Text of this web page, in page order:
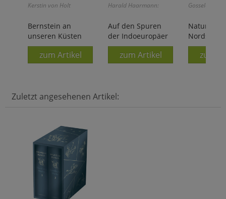
Kerstin von Holt
Bernstein an
unseren Küsten
zum Artikel
Harald Haarmann:
Auf den Spuren
der Indoeuropäer
zum Artikel
Gosselck/
Nordsee
zum
Zuletzt angesehenen Artikel: